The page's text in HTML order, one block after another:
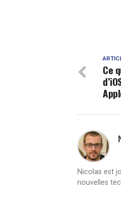
Ce
Nicolas est
nouvelles